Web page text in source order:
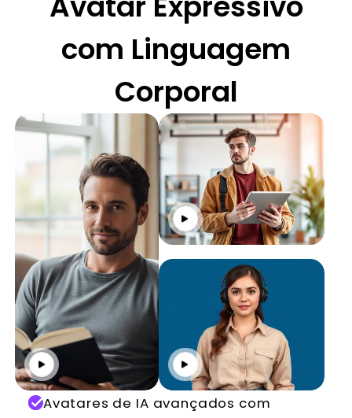
com Linguagem
Corporal
Avatares de IA avançados com
Reproduzir
Reproduzir
Reproduzir